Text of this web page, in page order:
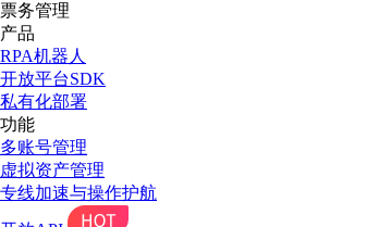
票务管理
产品
RPA机器人
开放平台SDK
私有化部署
功能
多账号管理
虚拟资产管理
专线加速与操作护航